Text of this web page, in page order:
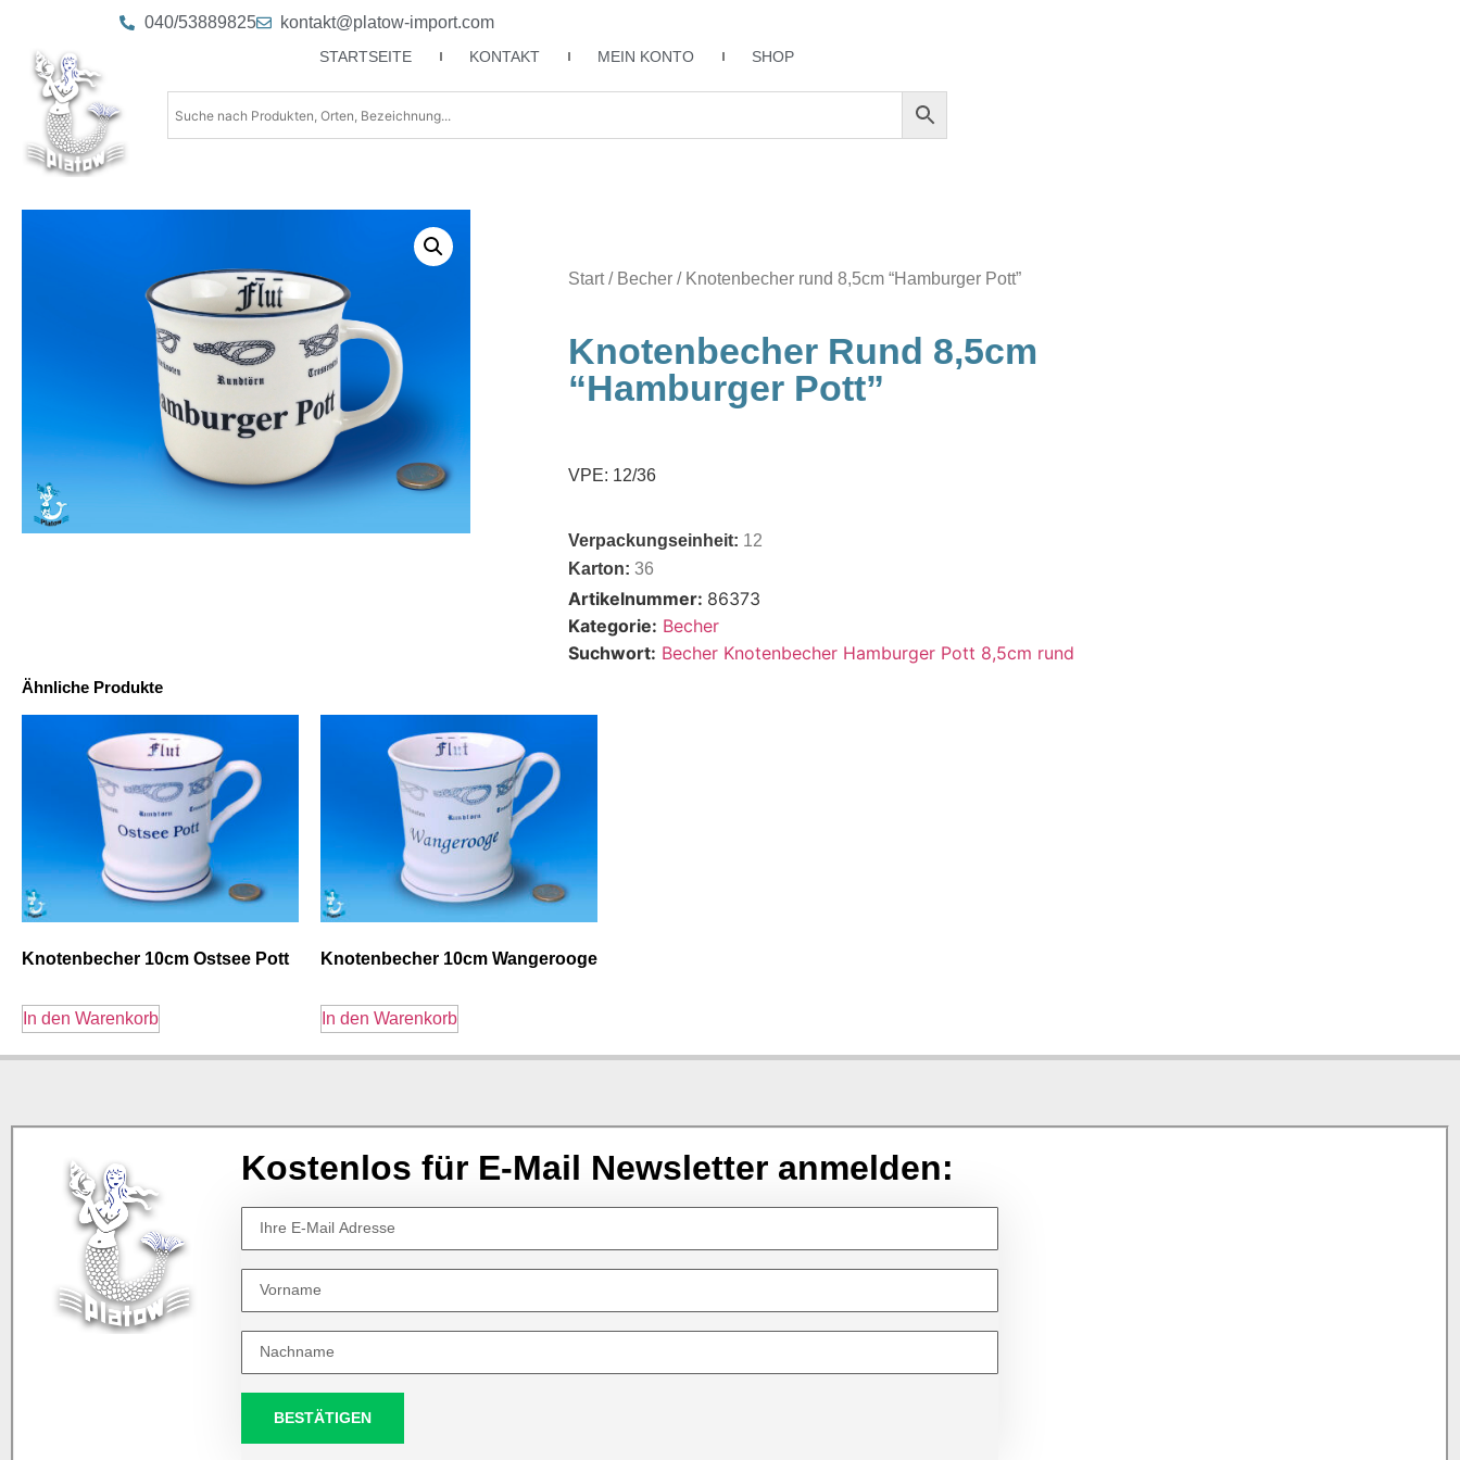
040/53889825 kontakt@platow-import.com
STARTSEITE KONTAKT MEIN KONTO SHOP
Start/ Becher / Knotenbecher rund 8,5cm “Hamburger Pott”
Knotenbecher Rund 8,5cm
“Hamburger Pott”
VPE: 12/36
Verpackungseinheit: 12
Karton:36
Artikelnummer: 86373
Kategorie: Becher
Suchwort: Becher Knotenbecher Hamburger Pott 8,5cm rund
Ähnliche Produkte
Knotenbecher 10cm Ostsee Pott
In den Warenkorb
Knotenbecher 10cm Wangerooge
In den Warenkorb
Kostenlos für E-Mail Newsletter anmelden:
BESTÄTIGEN